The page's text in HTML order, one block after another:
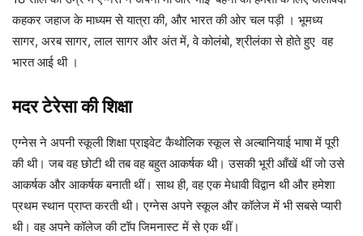
कहकर जहाज के माध्यम से यात्रा की, और भारत की ओर चल पड़ी । भूमध्य
सागर, अरब सागर, लाल सागर और अंत में, वे कोलंबो, श्रीलंका से होते हुए वह
भारत आई थी ।
मदर टेरेसा की शिक्षा
एग्नेस ने अपनी स्कूली शिक्षा प्राइवेट कैथोलिक स्कूल से अल्बानियाई भाषा में पूरी
की थी। जब वह छोटी थी तब वह बहुत आकर्षक थी। उसकी भूरी आँखें थीं जो उसे
आकर्षक और आकर्षक बनाती थीं। साथ ही, वह एक मेधावी विद्वान थी और हमेशा
प्रथम स्थान प्राप्त करती थी। एग्नेस अपने स्कूल और कॉलेज में भी सबसे प्यारी
थी। वह अपने कॉलेज की टॉप जिमनास्ट में से एक थीं।